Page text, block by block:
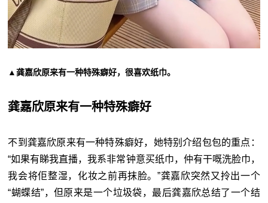
▲龚嘉欣原来有一种特殊癖好，很喜欢纸巾。
龚嘉欣原来有一种特殊癖好
不到龚嘉欣原来有一种特殊癖好，她特别介绍包包的重点：
“如果有睇我直播，我系非常钟意买纸巾，仲有干嘅洗脸巾，
我会将佢整湿，化妆之前再抹脸。”龚嘉欣突然又拎出一个
“蝴蝶结”，但原来是一个垃圾袋，最后龚嘉欣总结了一个结